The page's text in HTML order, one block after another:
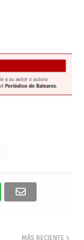
MÁS RECIENTE